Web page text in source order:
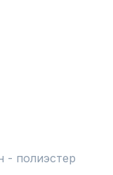
- полиэстер